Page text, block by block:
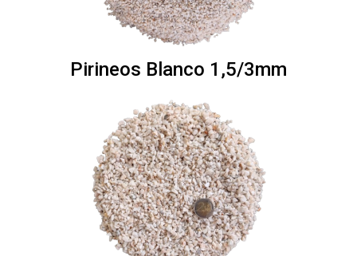
Pirineos Blanco 1,5/3mm